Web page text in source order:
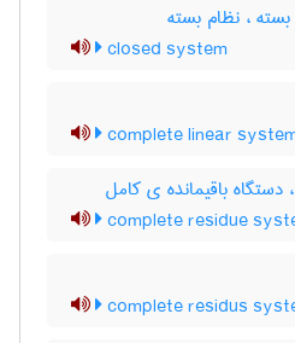
، نظام بسته
closed system
complete linear
دستگاه باقیمانده ی کامل
complete residue
complete residus